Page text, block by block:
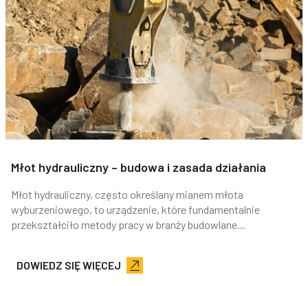
Młot hydrauliczny – budowa i zasada działania
Młot hydrauliczny, często określany mianem młota
wyburzeniowego, to urządzenie, które fundamentalnie
przekształciło metody pracy w branży budowlane...
DOWIEDZ SIĘ WIĘCEJ